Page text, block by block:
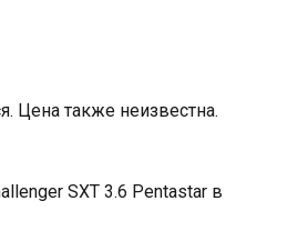
Цена также неизвестна.
SXT 3.6 Pentastar в